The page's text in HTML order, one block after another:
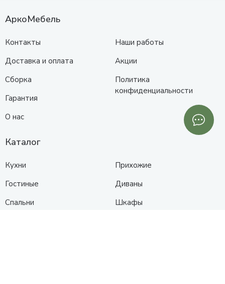
АркоМебель
Контакты
Доставка и оплата
Сборка
Гарантия
О нас
Наши работы
Акции
Политика
конфиденциальности
Каталог
Кухни
Гостиные
Спальни
Прихожие
Диваны
Шкафы